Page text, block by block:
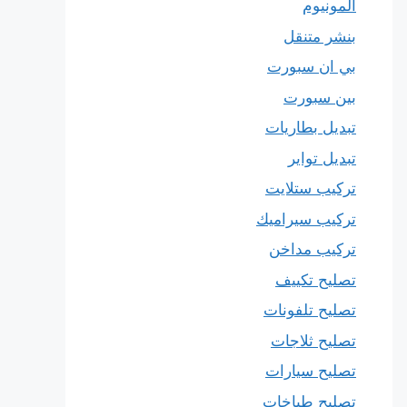
المونيوم
بنشر متنقل
بي ان سبورت
بين سبورت
تبديل بطاريات
تبديل تواير
تركيب ستلايت
تركيب سيراميك
تركيب مداخن
تصليح تكييف
تصليح تلفونات
تصليح ثلاجات
تصليح سيارات
تصليح طباخات